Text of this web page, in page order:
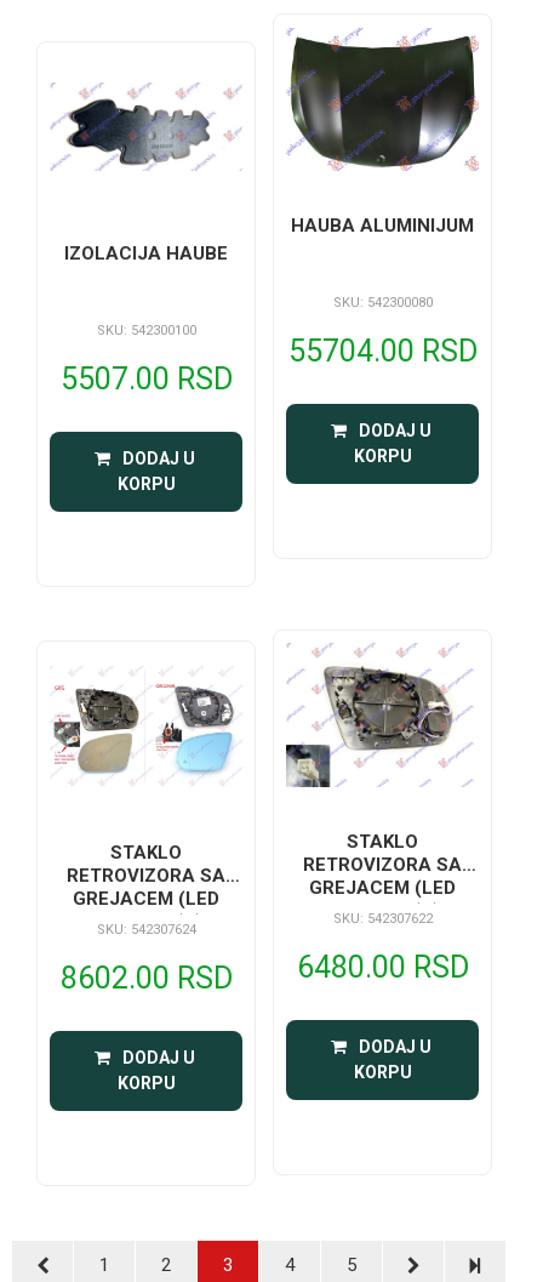
IZOLACIJA HAUBE
SKU: 542300100
5507.00 RSD
DODAJ U
KORPU
HAUBA ALUMINIJUM
SKU: 542300080
55704.00 RSD
DODAJ U
KORPU
STAKLO
RETROVIZORA SA
GREJACEM (LED
MRTAV UGAO) (BEZ
(2+2 PIN)
(ASFERICNO)
SKU: 542307624
8602.00 RSD
DODAJ U
KORPU
STAKLO
RETROVIZORA SA
GREJACEM (LED
MRTAV UGAO) (2+2
SKU: 542307622
6480.00 RSD
DODAJ U
KORPU
1 2 3 4 5